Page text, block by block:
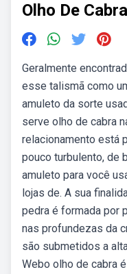
Olho De
Geralmente
esse talismã como
amuleto da sorte
serve olho de cabra
relacionamento está
pouco turbulento, de
amuleto para você
lojas de. A sua
pedra é formada por
nas profundezas da
são submetidos a
Webo olho de cabra